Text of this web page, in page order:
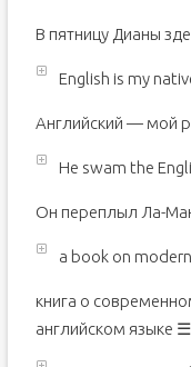
В пятницу Дианы
English is my
Английский — мой
He swam the
Он переплыл Ла-
a book on
книга о
английском языке ☰